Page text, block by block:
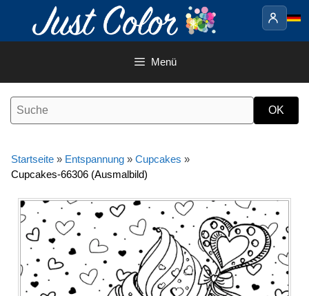
Inhalt
Menü
Startseite » Entspannung » Cupcakes »
Cupcakes-66306 (Ausmalbild)